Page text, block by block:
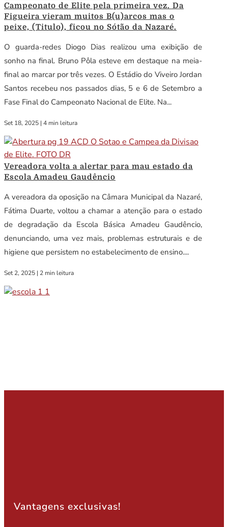
Campeonato de Elite pela primeira vez. Da
Figueira vieram muitos B(u)arcos mas o
peixe, (Titulo), ficou no Sótão da Nazaré.
O guarda-redes Diogo Dias realizou uma exibição de
sonho na final. Bruno Pôla esteve em destaque na meia-
final ao marcar por três vezes. O Estádio do Viveiro Jordan
Santos recebeu nos passados dias, 5 e 6 de Setembro a
Fase Final do Campeonato Nacional de Elite. Na...
Set 18, 2025 | 4 min leitura
Vereadora volta a alertar para mau estado da
Escola Amadeu Gaudêncio
A vereadora da oposição na Câmara Municipal da Nazaré,
Fátima Duarte, voltou a chamar a atenção para o estado
de degradação da Escola Básica Amadeu Gaudêncio,
denunciando, uma vez mais, problemas estruturais e de
higiene que persistem no estabelecimento de ensino....
Set 2, 2025 | 2 min leitura
Vantagens exclusivas!